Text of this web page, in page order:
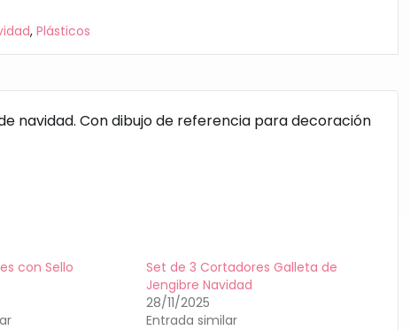
, Plásticos
navidad. Con dibujo de referencia para decoración
con Sello
Set de 3 Cortadores Galleta de
Jengibre Navidad
28/11/2025
Entrada similar